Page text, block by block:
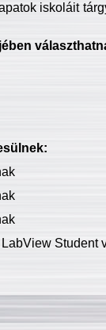
iskoláit
Student